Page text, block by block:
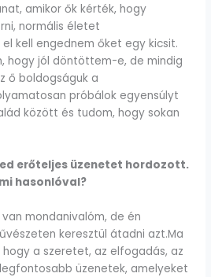
amikor ők kérték, hogy
normális életet
kell engednem őket egy kicsit.
hogy jól döntöttem-e, de mindig
ő boldogságuk a
próbálok egyensúlyt
között és tudom, hogy sokan
erőteljes üzenetet hordozott.
hasonlóval?
van mondanivalóm, de én
keresztül átadni azt.Ma
a szeretet, az elfogadás, az
üzenetek, amelyeket